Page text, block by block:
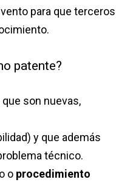
para que terceros
patente?
son nuevas,
y que además
técnico.
o procedimiento